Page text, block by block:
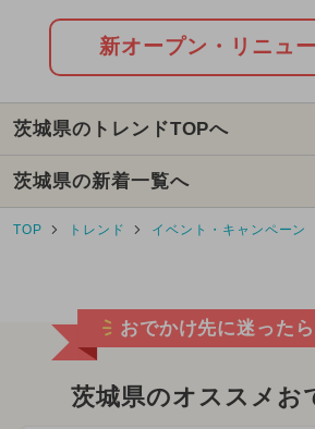
2026年7月のイベント
2026年3月のイベント
2025年10月のイベント
2025年2月のイベント
2026年2月のイベント
2024年5月のイベント
新オープン・リニュ
茨城県のトレンドTOPへ
茨城県の新着一覧へ
TOP トレンド イベント・キャンペーン
おでかけ先に迷ったら
茨城県のオススメお